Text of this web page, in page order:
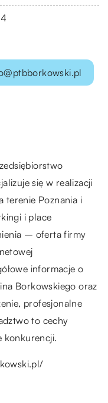
się w realizacji
Poznania i
i place
– oferta firmy
informacje o
Borkowskiego oraz
profesjonalne
to cechy
konkurencji.